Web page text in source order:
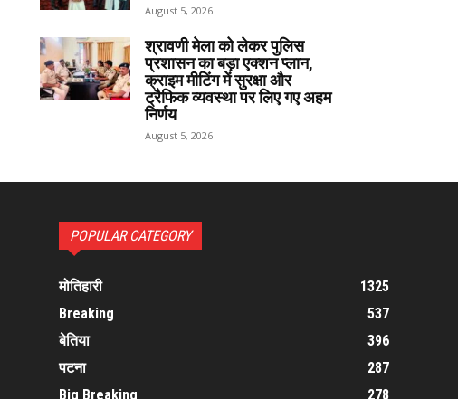
August 5, 2026
श्रावणी मेला को लेकर पुलिस
प्रशासन का बड़ा एक्शन प्लान,
क्राइम मीटिंग में सुरक्षा और
ट्रैफिक व्यवस्था पर लिए गए अहम
निर्णय
August 5, 2026
POPULAR CATEGORY
मोतिहारी
1325
Breaking
537
बेतिया
396
पटना
287
Big Breaking
278